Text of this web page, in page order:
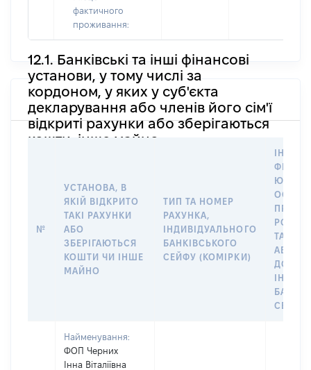
фактичного
проживання:
12.1. Банківські та інші фінансові
установи, у тому числі за
кордоном, у яких у суб'єкта
декларування або членів його сім'ї
відкриті рахунки або зберігаються
кошти, інше майно
№
УСТАНОВА, В
ЯКІЙ ВІДКРИТО
ТАКІ РАХУНКИ
АБО
ЗБЕРІГАЮТЬСЯ
КОШТИ ЧИ ІНШЕ
МАЙНО
ТИП ТА НОМЕР
РАХУНКА,
ІНДИВІДУАЛЬНОГО
БАНКІВСЬКОГО
СЕЙФУ (КОМІРКИ)
ПРАВО
ТАКИМ
АБО
ДО
СЕЙФУ
Найменування:
ФОП Черних
Інна Віталіївна